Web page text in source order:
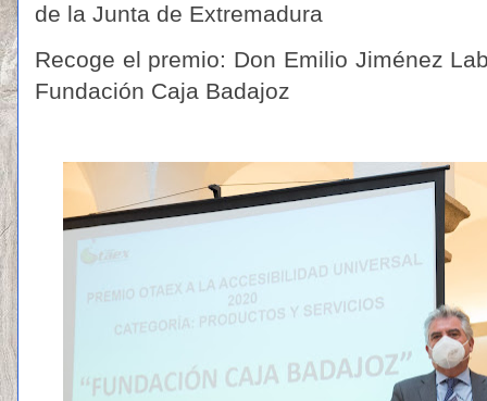
de la Junta de Extremadura
Recoge el premio: Don Emilio Jiménez
Fundación Caja Badajoz